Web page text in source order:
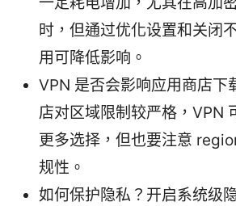
时，但通过优化设置和关闭
用可降低影响。
VPN 是否会影响应用商店下
店对区域限制较严格，VPN
更多选择，但也要注意
规性。
如何保护隐私？开启系统级